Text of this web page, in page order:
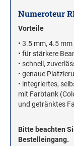
Numeroteur
Vorteile
• 3.5 mm, 4.5
• für stärkere
• schnell,
• genaue
• integriertes,
mit Farbtank
und getränktes
Bitte beachten
Bestelleingang.